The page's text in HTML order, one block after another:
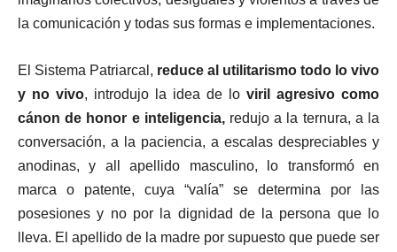
la comunicación y todas sus formas e implementaciones.
El Sistema Patriarcal, reduce al utilitarismo todo lo vivo
y no vivo, introdujo la idea de lo viril agresivo como
cánon de honor e inteligencia, redujo a la ternura, a la
conversación, a la paciencia, a escalas despreciables y
anodinas, y all apellido masculino, lo transformó en
marca o patente, cuya “valía” se determina por las
posesiones y no por la dignidad de la persona que lo
lleva. El apellido de la madre por supuesto que puede ser